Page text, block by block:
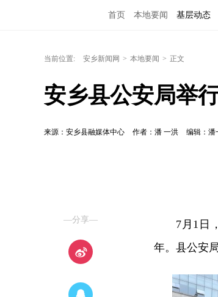
首页 本地要闻 基层动态
当前位置: 安乡新闻网 > 本地要闻 > 正文
安乡县公安局举
来源：安乡县融媒体中心 作者：潘 一洪 编辑：潘
—分享—
7月1日
年。县公安